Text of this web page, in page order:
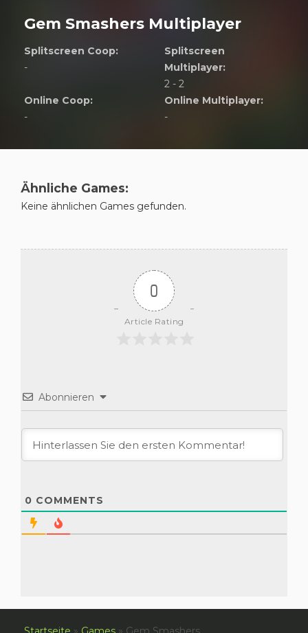
Gem Smashers Multiplayer
Splitscreen Coop:
-
Splitscreen
Multiplayer:
2 - 2
Online Coop:
-
Online Multiplayer:
-
Ähnliche Games:
Keine ähnlichen Games gefunden.
0
Article Rating
Abonnieren
0 COMMENTS